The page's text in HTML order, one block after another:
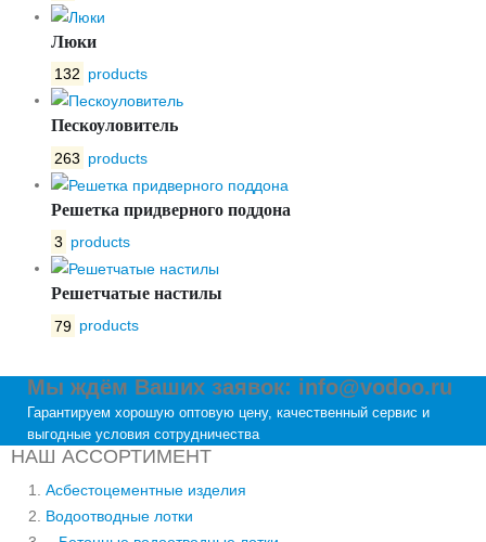
Люки
132 products
Пескоуловитель
263 products
Решетка придверного поддона
3 products
Решетчатые настилы
79 products
Мы ждём Ваших заявок: info@vodoo.ru
Гарантируем хорошую оптовую цену, качественный сервис и
выгодные условия сотрудничества
НАШ АССОРТИМЕНТ
Асбестоцементные изделия
Водоотводные лотки